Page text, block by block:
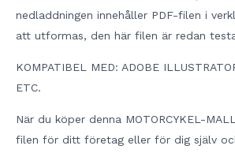
nedladdningen innehåller PDF-filen i
att utformas, den här filen är redan
KOMPATIBEL MED: ADOBE
ETC.
När du köper denna MOTORCYKEL-
filen för ditt företag eller för dig själv